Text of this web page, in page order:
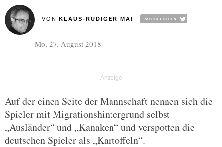
VON KLAUS-RÜDIGER MAI
Mo, 27. August 2018
Auf der einen Seite der Mannschaft nennen sich die
Spieler mit Migrationshintergrund selbst
„Ausländer“ und „Kanaken“ und verspotten die
deutschen Spieler als „Kartoffeln“.